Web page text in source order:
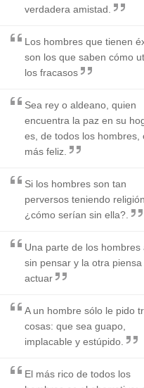
verdadera amistad.
Los hombres que tienen
son los que saben cómo
los fracasos
Sea rey o aldeano, quien
encuentra la paz en su
es, de todos los hombres,
más feliz.
Si los hombres son tan
perversos teniendo religión,
¿cómo serían sin ella?.
Una parte de los hombres
sin pensar y la otra piensa
actuar
A un hombre sólo le pido
cosas: que sea guapo,
implacable y estúpido.
El más rico de todos los